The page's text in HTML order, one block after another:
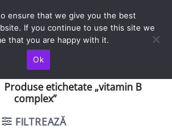
Produse etichetate „vitamin B
complex”
FILTREAZĂ
ensure that we give you the best
If you continue to use this site we
that you are happy with it.
Ok